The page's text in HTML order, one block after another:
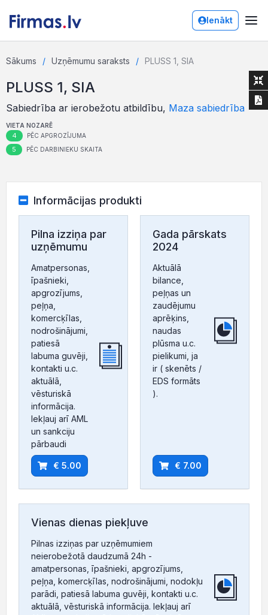
Ienākt
Sākums Uzņēmumu saraksts PLUSS 1, SIA
PLUSS 1, SIA
Sabiedrība ar ierobežotu atbildību, Maza sabiedrība
VIETA NOZARĒ
4 PĒC APGROZĪJUMA
5 PĒC DARBINIEKU SKAITA
Informācijas produkti
Pilna izziņa par
uzņēmumu
Amatpersonas,
īpašnieki,
apgrozījums,
peļņa,
komercķīlas,
nodrošinājumi,
patiesā
labuma guvēji,
kontakti u.c.
aktuālā,
vēsturiskā
informācija.
Iekļauj arī AML
un sankciju
pārbaudi
€ 5.00
Gada pārskats
2024
Aktuālā
bilance,
peļņas un
zaudējumu
aprēķins,
naudas
plūsma u.c.
pielikumi, ja
ir ( skenēts /
EDS formāts
).
€ 7.00
Vienas dienas piekļuve
Pilnas izziņas par uzņēmumiem
neierobežotā daudzumā 24h -
amatpersonas, īpašnieki, apgrozījums,
peļņa, komercķīlas, nodrošinājumi, nodokļu
parādi, patiesā labuma guvēji, kontakti u.c.
aktuālā, vēsturiskā informācija. Iekļauj arī